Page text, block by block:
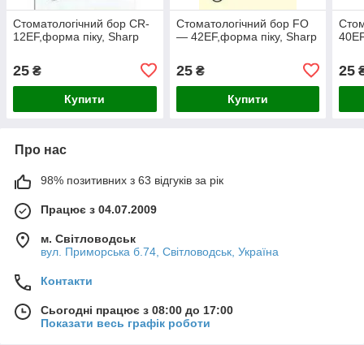
Стоматологічний бор CR-
12EF,форма піку, Sharp
25 ₴
Купити
Стоматологічний бор FO
— 42EF,форма піку, Sharp
25₴
Купити
25
Про нас
98% позитивних з 63 відгуків за рік
Працює з 04.07.2009
м. Світловодськ
вул. Приморська б.74, Світловодськ, Україна
Контакти
Сьогодні працює з 08:00 до 17:00
Показати весь графік роботи